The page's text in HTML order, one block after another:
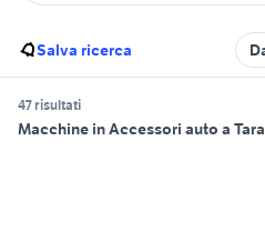
Salva ricerca
47 risultati
Macchine in Accessori auto a